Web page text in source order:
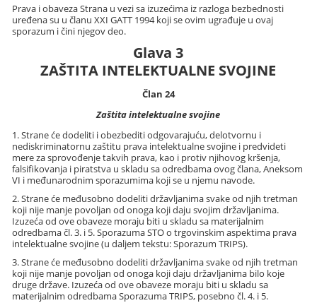
Prava i obaveza Strana u vezi sa izuzećima iz razloga bezbednosti
uređena su u članu XXI GATT 1994 koji se ovim ugrađuje u ovaj
sporazum i čini njegov deo.
Glava 3
ZAŠTITA INTELEKTUALNE SVOJINE
Član 24
Zaštita intelektualne svojine
1. Strane će dodeliti i obezbediti odgovarajuću, delotvornu i
nediskriminatornu zaštitu prava intelektualne svojine i predvideti
mere za sprovođenje takvih prava, kao i protiv njihovog kršenja,
falsifikovanja i piratstva u skladu sa odredbama ovog člana, Aneksom
VI i međunarodnim sporazumima koji se u njemu navode.
2. Strane će međusobno dodeliti državljanima svake od njih tretman
koji nije manje povoljan od onoga koji daju svojim državljanima.
Izuzeća od ove obaveze moraju biti u skladu sa materijalnim
odredbama čl. 3. i 5. Sporazuma STO o trgovinskim aspektima prava
intelektualne svojine (u daljem tekstu: Sporazum TRIPS).
3. Strane će međusobno dodeliti državljanima svake od njih tretman
koji nije manje povoljan od onoga koji daju državljanima bilo koje
druge države. Izuzeća od ove obaveze moraju biti u skladu sa
materijalnim odredbama Sporazuma TRIPS, posebno čl. 4. i 5.